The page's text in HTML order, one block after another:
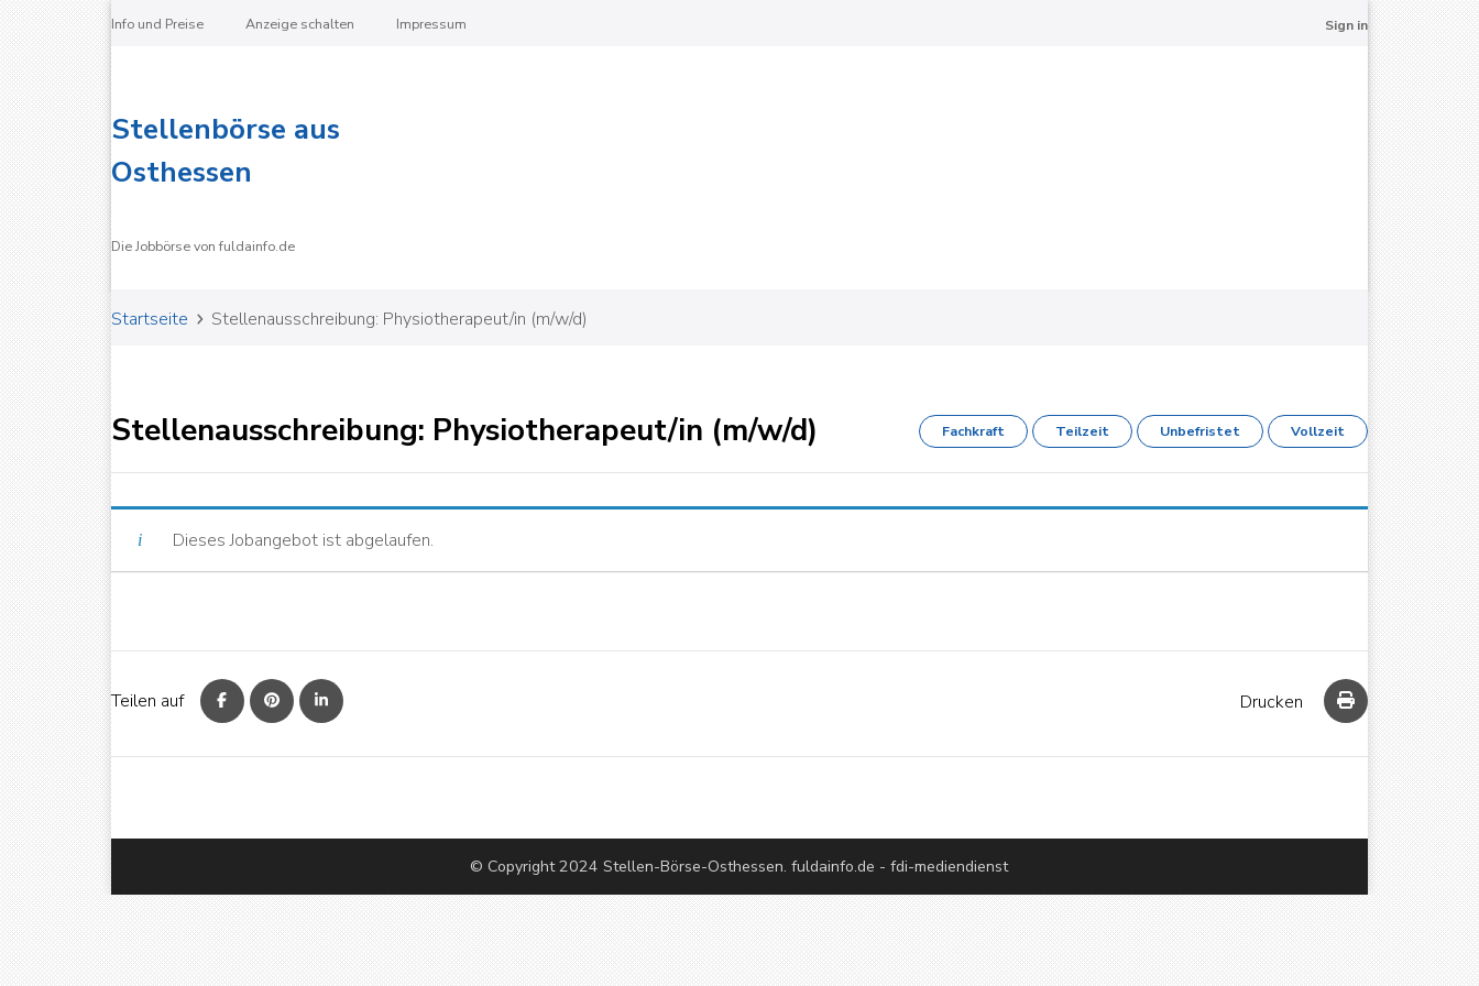
OK
European Commission | Cookies Policy
Info und Preise Anzeige schalten Impressum Sign in
Stellenbörse aus
Osthessen
Die Jobbörse von fuldainfo.de
Startseite Stellenausschreibung: Physiotherapeut/in (m/w/d)
Stellenausschreibung: Physiotherapeut/in (m/w/d) Fachkraft Teilzeit Unbefristet Vollzeit
Dieses Jobangebot ist abgelaufen.
Teilen auf Drucken
© Copyright 2024 Stellen-Börse-Osthessen. fuldainfo.de - fdi-mediendienst